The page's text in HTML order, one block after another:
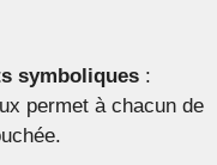
symboliques :
permet à chacun de